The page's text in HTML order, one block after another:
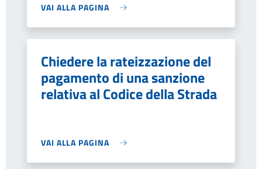
VAI ALLA PAGINA
Chiedere la rateizzazione del
pagamento di una sanzione
relativa al Codice della Strada
VAI ALLA PAGINA